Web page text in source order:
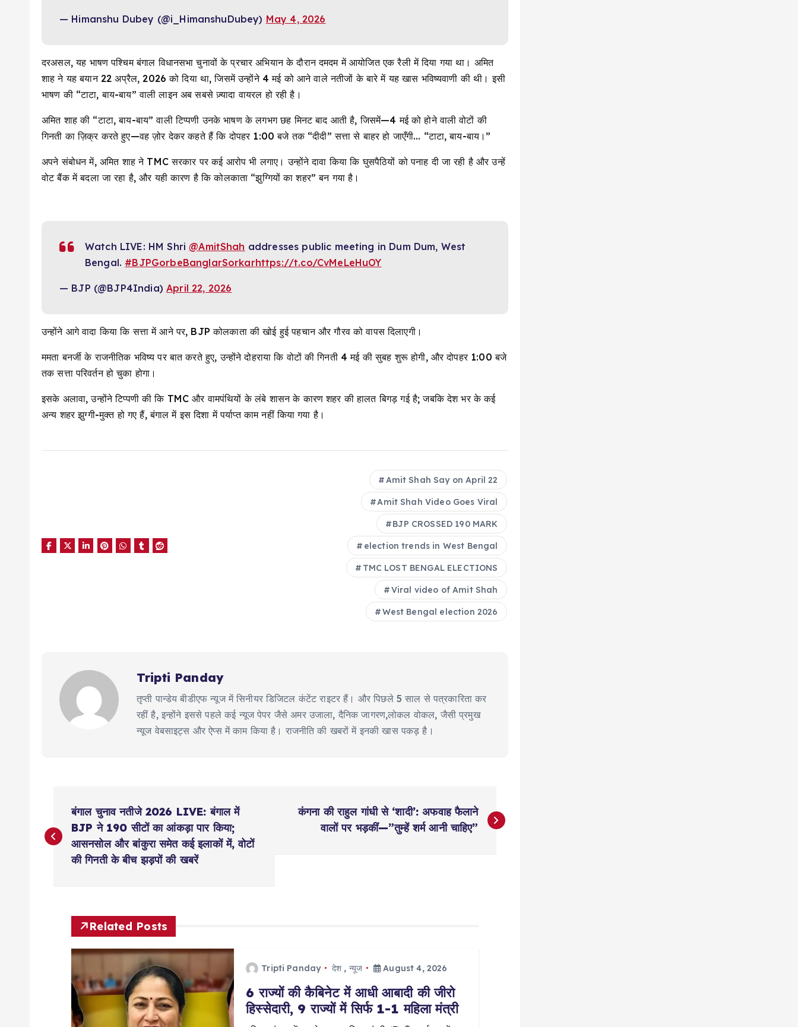
— Himanshu Dubey (@i_HimanshuDubey) May 4, 2026
दरअसल, यह भाषण पश्चिम बंगाल विधानसभा चुनावों के प्रचार अभियान के दौरान दमदम में आयोजित एक रैली में दिया गया था। अमित
शाह ने यह बयान 22 अप्रैल, 2026 को दिया था, जिसमें उन्होंने 4 मई को आने वाले नतीजों के बारे में यह खास भविष्यवाणी की थी। इसी
भाषण की “टाटा, बाय-बाय” वाली लाइन अब सबसे ज़्यादा वायरल हो रही है।
अमित शाह की “टाटा, बाय-बाय” वाली टिप्पणी उनके भाषण के लगभग छह मिनट बाद आती है, जिसमें—4 मई को होने वाली वोटों की
गिनती का ज़िक्र करते हुए—वह ज़ोर देकर कहते हैं कि दोपहर 1:00 बजे तक “दीदी” सत्ता से बाहर हो जाएँगी… “टाटा, बाय-बाय।”
अपने संबोधन में, अमित शाह ने TMC सरकार पर कई आरोप भी लगाए। उन्होंने दावा किया कि घुसपैठियों को पनाह दी जा रही है और उन्हें
वोट बैंक में बदला जा रहा है, और यही कारण है कि कोलकाता “झुग्गियों का शहर” बन गया है।
Watch LIVE: HM Shri@AmitShah addresses public meeting in Dum Dum, West
Bengal. #BJPGorbeBanglarSorkarhttps://t.co/CvMeLeHuOY
— BJP (@BJP4India)April 22, 2026
उन्होंने आगे वादा किया कि सत्ता में आने पर, BJP कोलकाता की खोई हुई पहचान और गौरव को वापस दिलाएगी।
ममता बनर्जी के राजनीतिक भविष्य पर बात करते हुए, उन्होंने दोहराया कि वोटों की गिनती 4 मई की सुबह शुरू होगी, और दोपहर 1:00 बजे
तक सत्ता परिवर्तन हो चुका होगा।
इसके अलावा, उन्होंने टिप्पणी की कि TMC और वामपंथियों के लंबे शासन के कारण शहर की हालत बिगड़ गई है; जबकि देश भर के कई
अन्य शहर झुग्गी-मुक्त हो गए हैं, बंगाल में इस दिशा में पर्याप्त काम नहीं किया गया है।
Amit Shah Say on April 22
Amit Shah Video Goes Viral
BJP CROSSED 190 MARK
election trends in West Bengal
TMC LOST BENGAL ELECTIONS
Viral video of Amit Shah
West Bengal election 2026
Tripti Panday
तृप्ती पान्डेय बीडीएफ न्यूज में सिनीयर डिजिटल कंटेंट राइटर हैं। और पिछले 5 साल से पत्रकारिता कर
रहीं है, इन्होंने इससे पहले कई न्यूज पेपर जैसे अमर उजाला, दैनिक जागरण,लोकल वोकल, जैसी प्रमुख
न्यूज वेबसाइट्स और ऐप्स में काम किया है। राजनीति की खबरों में इनकी खास पकड़ है।
o
बंगाल चुनाव नतीजे 2026 LIVE: बंगाल में
BJP ने 190 सीटों का आंकड़ा पार किया;
आसनसोल और बांकुरा समेत कई इलाकों में, वोटों
की गिनती के बीच झड़पों की खबरें
कंगना की राहुल गांधी से ‘शादी’: अफवाह फैलाने
वालों पर भड़कीं—”तुम्हें शर्म आनी चाहिए”
Related Posts
Tripti Panday देश , न्यूज August 4, 2026
6 राज्यों की कैबिनेट में आधी आबादी की जीरो
हिस्सेदारी, 9 राज्यों में सिर्फ 1-1 महिला मंत्री